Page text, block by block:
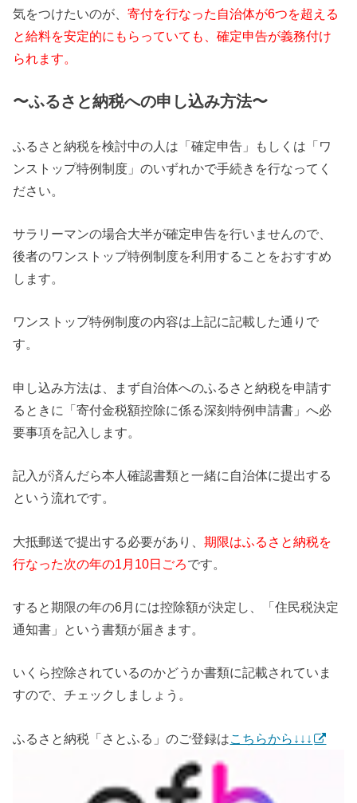
気をつけたいのが、寄付を行なった自治体が6つを超える
と給料を安定的にもらっていても、確定申告が義務付け
られます。
〜ふるさと納税への申し込み方法〜
ふるさと納税を検討中の人は「確定申告」もしくは「ワ
ンストップ特例制度」のいずれかで手続きを行なってく
ださい。
サラリーマンの場合大半が確定申告を行いませんので、
後者のワンストップ特例制度を利用することをおすすめ
します。
ワンストップ特例制度の内容は上記に記載した通りで
す。
申し込み方法は、まず自治体へのふるさと納税を申請す
るときに「寄付金税額控除に係る深刻特例申請書」へ必
要事項を記入します。
記入が済んだら本人確認書類と一緒に自治体に提出する
という流れです。
大抵郵送で提出する必要があり、期限はふるさと納税を
行なった次の年の1月10日ごろです。
すると期限の年の6月には控除額が決定し、「住民税決定
通知書」という書類が届きます。
いくら控除されているのかどうか書類に記載されていま
すので、チェックしましょう。
ふるさと納税「さとふる」のご登録は こちらから↓↓↓